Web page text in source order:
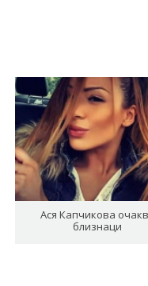
Ася Капчикова
близнаци